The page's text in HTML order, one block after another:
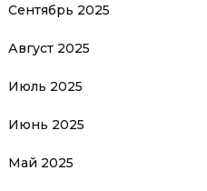
Сентябрь 2025
Август 2025
Июль 2025
Июнь 2025
Май 2025